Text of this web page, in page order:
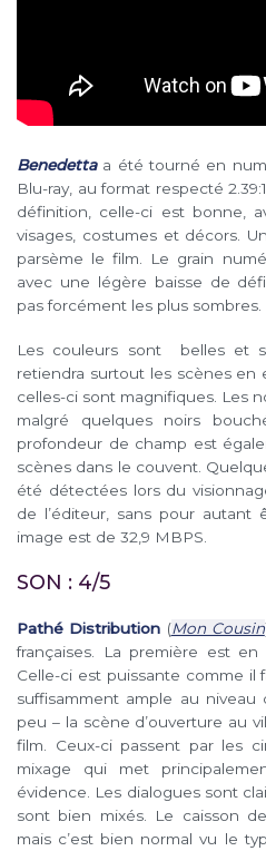
Benedettaa été tourné en
Blu-ray, au format respecté
définition, celle-ci est bonne,
visages, costumes et décors.
parsème le film. Le grain
avec une légère baisse de
pas forcément les plus sombres.
Les couleurs sont belles et
retiendra surtout les scènes en
celles-ci sont magnifiques. Les
malgré quelques noirs
profondeur de champ est
scènes dans le couvent.
été détectées lors du
de l’éditeur, sans pour autant
image est de 32,9 MBPS.
SON : 4/5
Pathé Distribution (Mon Cousin
françaises. La première est en
Celle-ci est puissante comme il
suffisamment ample au niveau
peu – la scène d’ouverture au
film. Ceux-ci passent par les
mixage qui met
évidence. Les dialogues sont
sont bien mixés. Le caisson
mais c’est bien normal vu le